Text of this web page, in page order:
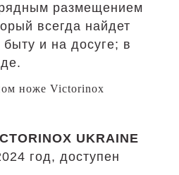
размещением
всегда найдет
и на досуге; в
ноже Victorinox
UKRAINE
год, доступен